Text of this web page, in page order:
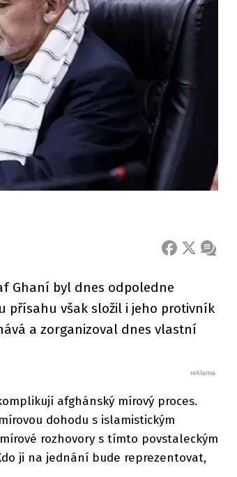
FACEBOOK
X ZPRÁVA
Ghaní byl dnes odpoledne
přísahu však složil i jeho protivník
a zorganizoval dnes vlastní
afghánský mírový proces.
dohodu s islamistickým
rozhovory s tímto povstaleckým
ji na jednání bude reprezentovat,